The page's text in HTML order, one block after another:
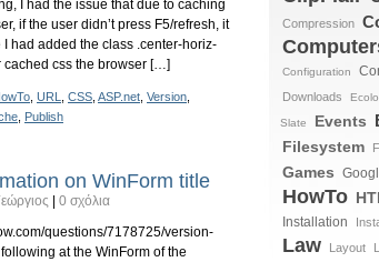
I had the issue that due to caching
if the user didn’t press F5/refresh, it
had added the class .center-horiz-
cached css the browser […]
URL CSS ASP.net Version
Publish
on WinForm title
0 σχόλια
questions/7178725/version-
at the WinForm of the
Compression
Configuration
Downloads
Slate Events
Filesystem
Games
HowTo
Installation
Law Layout